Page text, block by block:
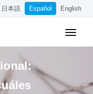
日本語 Español English